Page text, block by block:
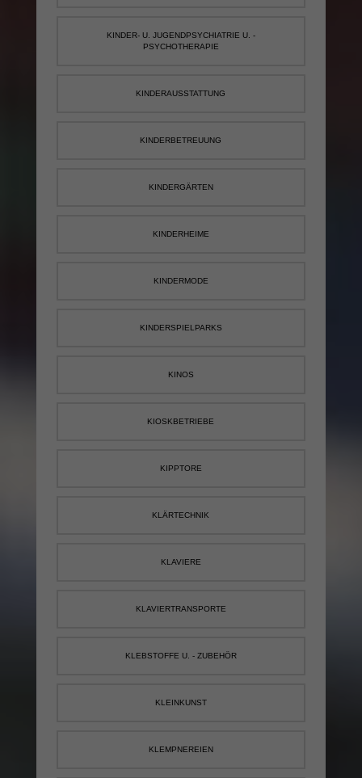
KINDER- U. JUGENDPSYCHIATRIE U. -
PSYCHOTHERAPIE
KINDERAUSSTATTUNG
KINDERBETREUUNG
KINDERGÄRTEN
KINDERHEIME
KINDERMODE
KINDERSPIELPARKS
KINOS
KIOSKBETRIEBE
KIPPTORE
KLÄRTECHNIK
KLAVIERE
KLAVIERTRANSPORTE
KLEBSTOFFE U. - ZUBEHÖR
KLEINKUNST
KLEMPNEREIEN